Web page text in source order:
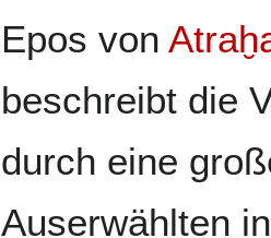
Epos von
beschreibt die
durch eine
Auserwählten